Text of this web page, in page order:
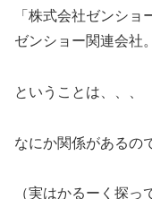
「株式会社ゼンショ
ゼンショー関連会社。
ということは、、、
なにか関係があるの
（実はかるーく探